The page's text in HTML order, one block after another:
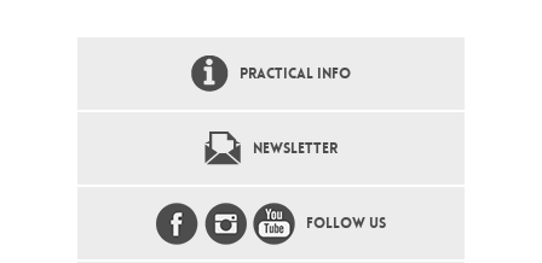
PRACTICAL INFO
NEWSLETTER
FOLLOW US